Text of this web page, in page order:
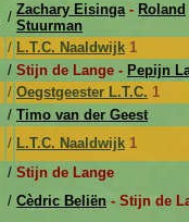
/ Zachary Eisinga- Roland
Stuurman
/ L.T.C. Naaldwijk 1
/ Stijn de Lange - Pepijn
/ Oegstgeester L.T.C. 1
/ Timo van der Geest
/ L.T.C. Naaldwijk 1
/ Stijn de Lange
/ Cèdric Beliën - Stijn de